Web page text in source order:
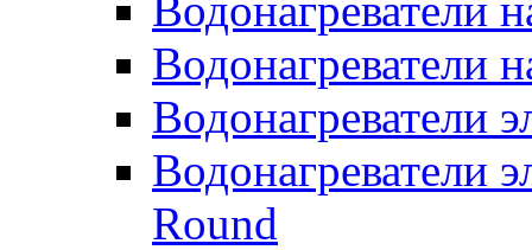
Водонагреватели
Водонагреватели
Водонагреватели
Round